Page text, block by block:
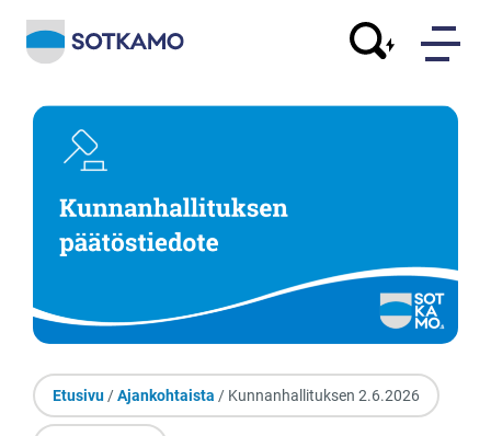
Etusivu/Ajankohtaista / Kunnanhallituksen 2.6.2026